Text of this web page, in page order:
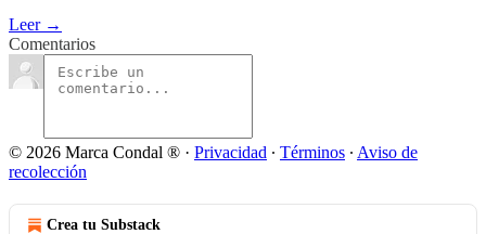
Leer →
Comentarios
© 2026 Marca Condal ®️ · Privacidad ∙ Términos ∙ Aviso de
recolección
Crea tu Substack